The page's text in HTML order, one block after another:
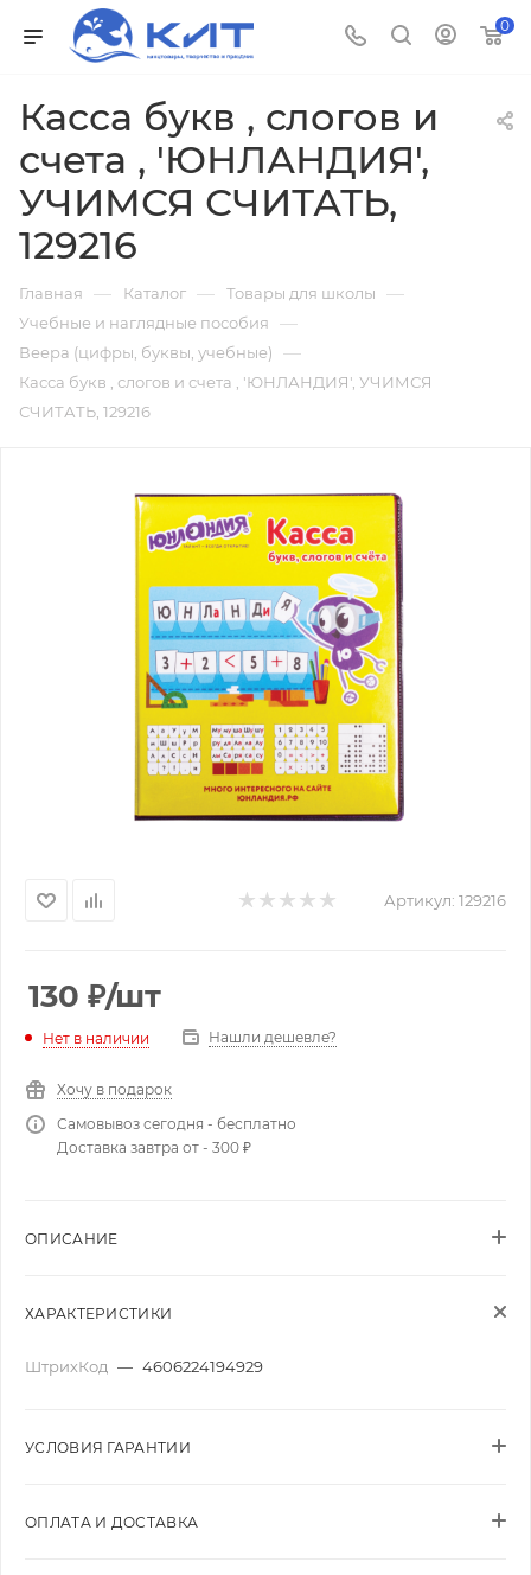
0
Касса букв , слогов и
счета , 'ЮНЛАНДИЯ',
УЧИМСЯ СЧИТАТЬ,
129216
Главная — Каталог — Товары для школы —
Учебные и наглядные пособия —
Веера (цифры, буквы, учебные) —
Касса букв , слогов и счета , 'ЮНЛАНДИЯ', УЧИМСЯ
СЧИТАТЬ, 129216
Артикул: 129216
130 ₽/шт
Нет в наличии Нашли дешевле?
Хочу в подарок
Самовывоз сегодня - бесплатно
Доставка завтра от - 300 ₽
ОПИСАНИЕ
ХАРАКТЕРИСТИКИ
ШтрихКод — 4606224194929
УСЛОВИЯ ГАРАНТИИ
ОПЛАТА И ДОСТАВКА